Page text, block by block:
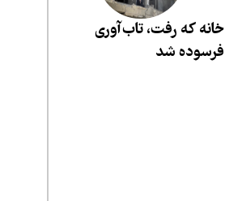
خانه که رفت، تاب‌آوری
فرسوده شد